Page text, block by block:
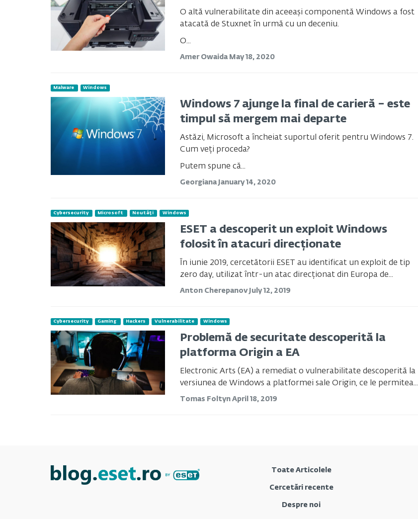
O altă vulnerabilitate din aceeași componentă Windows a fost
atacată de Stuxnet în urmă cu un deceniu.
O...
Amer Owaida May 18, 2020
Malware Windows
Windows 7 ajunge la final de carieră – este
timpul să mergem mai departe
Astăzi, Microsoft a încheiat suportul oferit pentru Windows 7.
Cum veți proceda?
Putem spune că...
Georgiana January 14, 2020
Cybersecurity Microsoft Noutăți Windows
ESET a descoperit un exploit Windows
folosit în atacuri direcționate
În iunie 2019, cercetătorii ESET au identificat un exploit de tip
zero day, utilizat într-un atac direcționat din Europa de...
Anton CherepanovJuly 12, 2019
Cybersecurity Gaming Hackers Vulnerabilitate Windows
Problemă de securitate descoperită la
platforma Origin a EA
Electronic Arts (EA) a remediat o vulnerabilitate descoperită la
versiunea de Windows a platformei sale Origin, ce le permitea...
Tomas Foltyn April 18, 2019
Toate Articolele
Cercetări recente
Despre noi